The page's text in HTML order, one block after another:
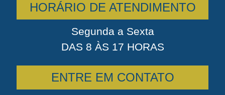
HORÁRIO DE ATENDIMENTO
Segunda a Sexta
DAS 8 ÀS 17 HORAS
ENTRE EM CONTATO